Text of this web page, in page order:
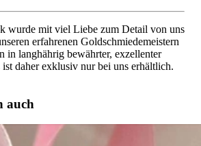
wurde mit viel Liebe zum Detail von uns
erfahrenen Goldschmiedemeistern
in langhährig bewährter, exzellenter
daher exklusiv nur bei uns erhältlich.
auch
Ring